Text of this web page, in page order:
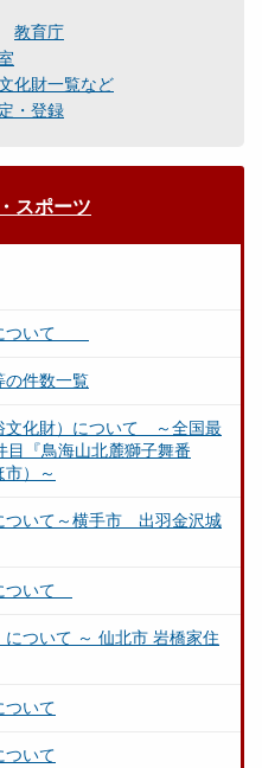
教育庁
化財一覧など
・登録
スポーツ
について
の件数一覧
文化財）について ～全国最
目『鳥海山北麓獅子舞番
）～
ついて～横手市 出羽金沢城
ついて
ついて ～ 仙北市 岩橋家住
ついて
ついて